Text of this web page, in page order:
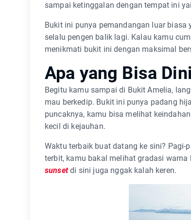
sampai ketinggalan dengan tempat ini
Bukit ini punya pemandangan luar
selalu pengen balik lagi. Kalau kamu
menikmati bukit ini dengan maksimal
Apa yang Bisa
Begitu kamu sampai di Bukit Amelia,
mau berkedip. Bukit ini punya padang
puncaknya, kamu bisa melihat
kecil di kejauhan.
Waktu terbaik buat datang ke sini?
terbit, kamu bakal melihat gradasi
sunsetdi sini juga nggak kalah keren.